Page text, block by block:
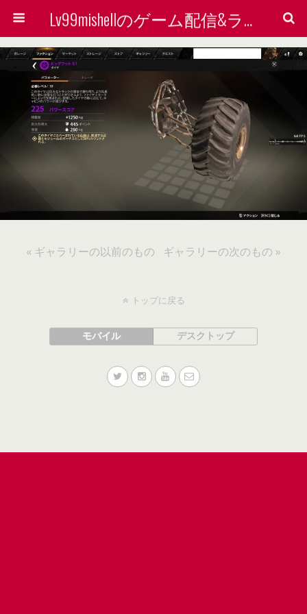
Lv99mishellのゲーム配信&ライン着せ替えで稼ぐ方法を検証する会
« ギャラリーの以前のもの ギャラリーの次のもの »
トップに戻る
モバイル デスクトップ